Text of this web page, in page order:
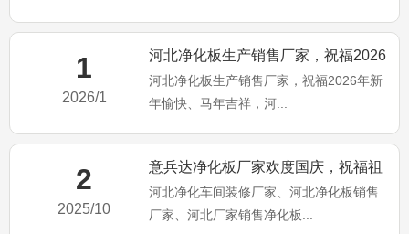
1
2026/1
河北净化板生产销售厂家，祝福2026
年新年愉快、马年吉祥
河北净化板生产销售厂家，祝福2026年新
年愉快、马年吉祥，河...
2
2025/10
意兵达净化板厂家欢度国庆，祝福祖
国繁荣昌盛，国泰民安
河北净化车间装修厂家、河北净化板销售
厂家、河北厂家销售净化板...